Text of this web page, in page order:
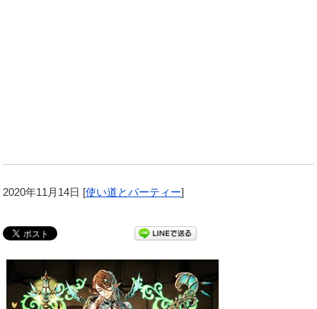
2020年11月14日 [使い道とパーティー]